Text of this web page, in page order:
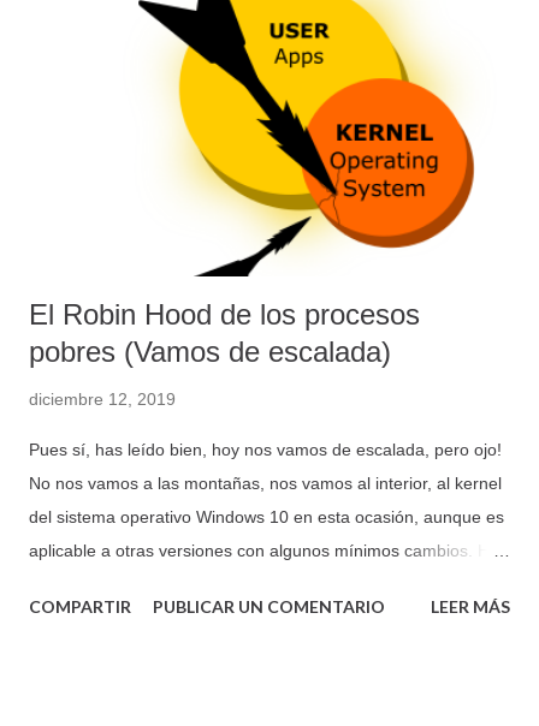
modelos. Por supuesto podemos utilizarlo en otras
aplicaciones o para controlar otros componentes: motores de
corriente continua, relés, motores de paso bipolares,
solenoides en general y cualquier carga que requiera una alta
corriente y tensión. Las entradas son de tipo TTL y se activan
por parejas, es decir, desde la pata Enable 1,2EN,
activamoslas entradas 1 y 2 y desde la pata Enable 3,4EN
El Robin Hood de los procesos
pobres (Vamos de escalada)
diciembre 12, 2019
Pues sí, has leído bien, hoy nos vamos de escalada, pero ojo!
No nos vamos a las montañas, nos vamos al interior, al kernel
del sistema operativo Windows 10 en esta ocasión, aunque es
aplicable a otras versiones con algunos mínimos cambios. Hoy
privilegios en el sistema. Vamos a ver cómo hacer de Robin
COMPARTIR PUBLICAR UN COMENTARIO LEER MÁS